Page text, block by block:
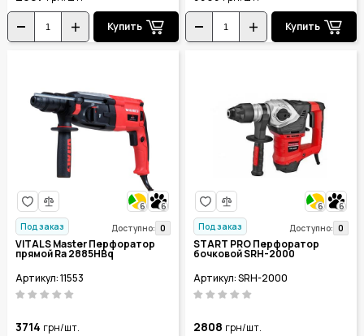
Купить Купить
6
6
Под заказ
Доступно: 0
VITALS Master Перфоратор
прямой Ra 2885HBq
Артикул: 11553
3714 грн/шт.
6
6
Под заказ
Доступно: 0
START PRO Перфоратор
бочковой SRH-2000
Артикул: SRH-2000
2808 грн/шт.